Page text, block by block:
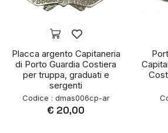
Placca argento Capitaneria
di Porto Guardia Costiera
per truppa, graduati e
sergenti
Codice : dmas006cp-ar
€ 20,00